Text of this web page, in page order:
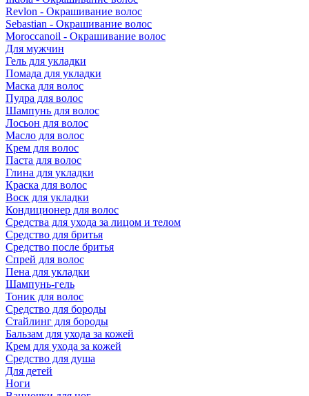
Revlon - Окрашивание волос
Sebastian - Окрашивание волос
Moroccanoil - Окрашивание волос
Для мужчин
Гель для укладки
Помада для укладки
Маска для волос
Пудра для волос
Шампунь для волос
Лосьон для волос
Масло для волос
Крем для волос
Паста для волос
Глина для укладки
Краска для волос
Воск для укладки
Кондиционер для волос
Средства для ухода за лицом и телом
Средство для бритья
Средство после бритья
Спрей для волос
Пена для укладки
Шампунь-гель
Тоник для волос
Средство для бороды
Стайлинг для бороды
Бальзам для ухода за кожей
Крем для ухода за кожей
Средство для душа
Для детей
Ноги